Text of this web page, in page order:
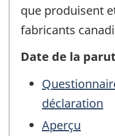
que produisent
fabricants
Date de la
déclaration
Aperçu